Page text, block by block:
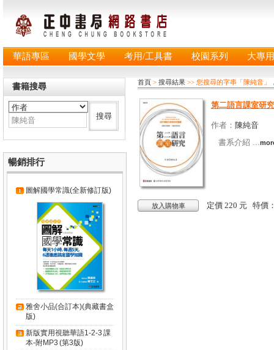
華語專區 國學文學 考用/工具書 校園系列 大專
首頁 > 搜尋結果 >> 您搜尋的字串「陳純音」
第二語言課室研究
作者： 陳純音
書系介紹 ...
放入購物車 定價 220 元 特價
書籍搜尋
暢銷排行
圖解國學常識(全新修訂版)
雅舍小品(合訂本)(典藏書盒
版)
新版實用視聽華語1-2-3 課
本-附MP3 (第3版)